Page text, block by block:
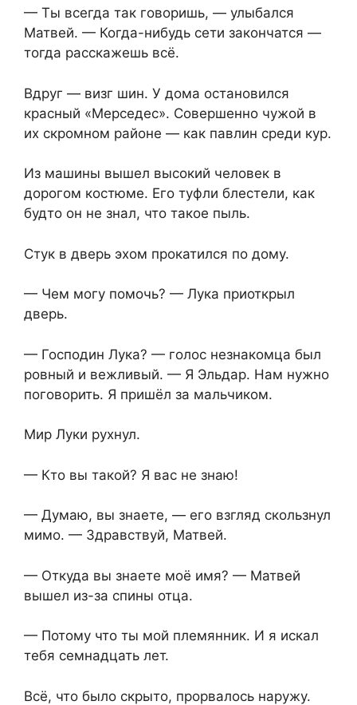
— Ты всегда так говоришь, — улыбался
Матвей. — Когда-нибудь сети закончатся —
тогда расскажешь всё.
Вдруг — визг шин. У дома остановился
красный «Мерседес». Совершенно чужой в
их скромном районе — как павлин среди кур.
Из машины вышел высокий человек в
дорогом костюме. Его туфли блестели, как
будто он не знал, что такое пыль.
Стук в дверь эхом прокатился по дому.
— Чем могу помочь? — Лука приоткрыл
дверь.
— Господин Лука? — голос незнакомца был
ровный и вежливый. — Я Эльдар. Нам нужно
поговорить. Я пришёл за мальчиком.
Мир Луки рухнул.
— Кто вы такой? Я вас не знаю!
— Думаю, вы знаете, — его взгляд скользнул
мимо. — Здравствуй, Матвей.
— Откуда вы знаете моё имя? — Матвей
вышел из-за спины отца.
— Потому что ты мой племянник. И я искал
тебя семнадцать лет.
Всё, что было скрыто, прорвалось наружу.